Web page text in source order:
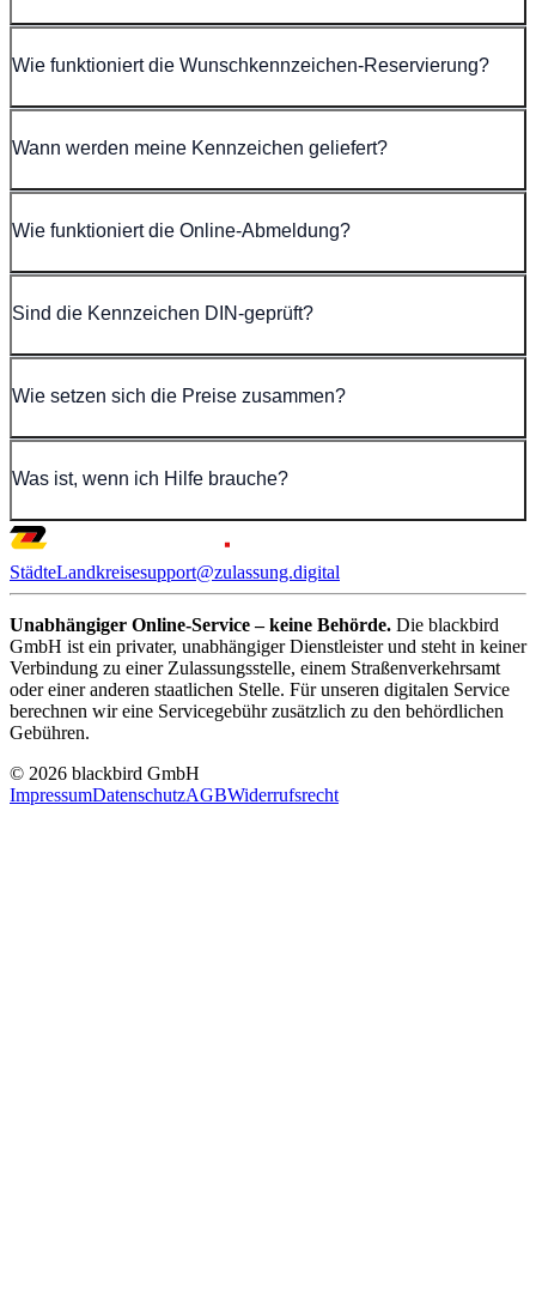
Wie funktioniert die Wunschkennzeichen-Reservierung?
Wann werden meine Kennzeichen geliefert?
Wie funktioniert die Online-Abmeldung?
Sind die Kennzeichen DIN-geprüft?
Wie setzen sich die Preise zusammen?
Was ist, wenn ich Hilfe brauche?
StädteLandkreisesupport@zulassung.digital
Unabhängiger Online-Service – keine Behörde. Die blackbird
GmbH ist ein privater, unabhängiger Dienstleister und steht in keiner
Verbindung zu einer Zulassungsstelle, einem Straßenverkehrsamt
oder einer anderen staatlichen Stelle. Für unseren digitalen Service
berechnen wir eine Servicegebühr zusätzlich zu den behördlichen
Gebühren.
© 2026 blackbird GmbH
ImpressumDatenschutzAGBWiderrufsrecht